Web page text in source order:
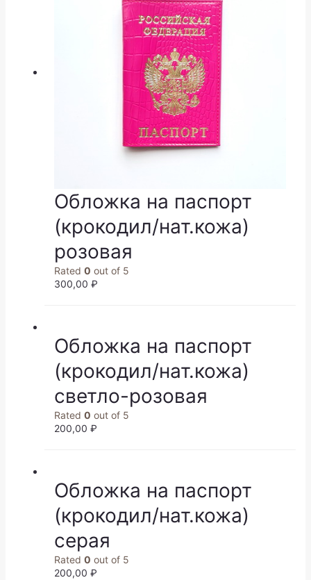
Обложка на паспорт
(крокодил/нат.кожа)
розовая
Rated 0 out of 5
300,00 ₽
Обложка на паспорт
(крокодил/нат.кожа)
светло-розовая
Rated 0 out of 5
200,00 ₽
Обложка на паспорт
(крокодил/нат.кожа)
серая
Rated 0 out of 5
200,00 ₽